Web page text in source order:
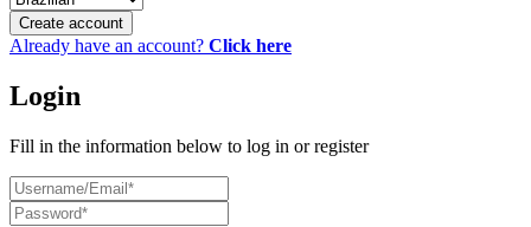
Create account
Already have an account? Click here
Login
Fill in the information below to log in or register